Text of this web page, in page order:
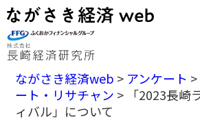
ながさき経済web > アンケート >
ート・リサチャン > 「2023長崎
ィバル」について